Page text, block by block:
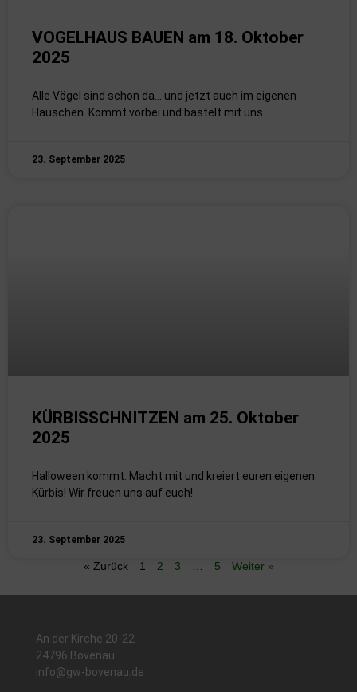
VOGELHAUS BAUEN am 18. Oktober
2025
Alle Vögel sind schon da… und jetzt auch im eigenen
Häuschen. Kommt vorbei und bastelt mit uns.
23. September 2025
KÜRBISSCHNITZEN am 25. Oktober
2025
Halloween kommt. Macht mit und kreiert euren eigenen
Kürbis! Wir freuen uns auf euch!
23. September 2025
« Zurück 1 2 3 5 Weiter »
An der Kirche 20-22
24796 Bovenau
info@gw-bovenau.de